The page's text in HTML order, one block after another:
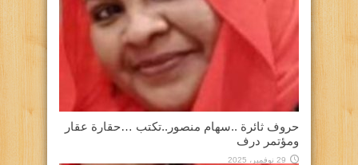
حروف ثائرة ..سهام منصور..تكتب …حقارة عقار
ومؤتمر درف
29 نوفمبر، 2025